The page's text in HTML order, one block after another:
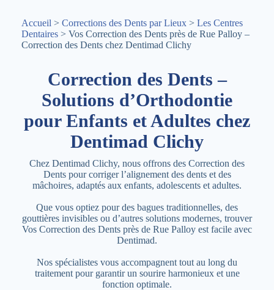
Accueil > Corrections des Dents par Lieux > Les Centres
Dentaires > Vos Correction des Dents près de Rue Palloy –
Correction des Dents chez Dentimad Clichy
Correction des Dents –
Solutions d’Orthodontie
pour Enfants et Adultes chez
Dentimad Clichy
Chez Dentimad Clichy, nous offrons des Correction des
Dents pour corriger l’alignement des dents et des
mâchoires, adaptés aux enfants, adolescents et adultes.
Que vous optiez pour des bagues traditionnelles, des
gouttières invisibles ou d’autres solutions modernes, trouver
Vos Correction des Dents près de Rue Palloy est facile avec
Dentimad.
Nos spécialistes vous accompagnent tout au long du
traitement pour garantir un sourire harmonieux et une
fonction optimale.